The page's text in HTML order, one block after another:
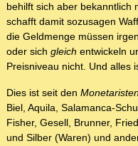
behilft sich aber bekanntlich
schafft damit sozusagen
die Geldmenge müssen
oder sich gleich entwickeln
Preisniveau nicht. Und alles
Dies ist seit den
Biel, Aquila, Salamanca-
Fisher, Gesell, Brunner,
und Silber (Waren) und